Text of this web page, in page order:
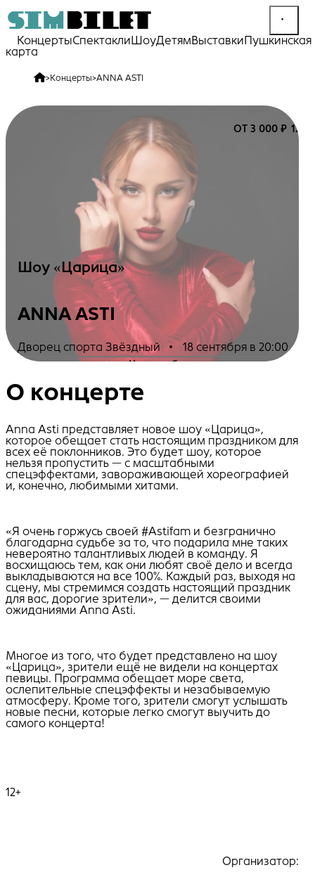
КонцертыСпектакли ШоуДетямВыставкиПушкинская
карта
>Концерты>ANNA ASTI
ОТ 3 000 ₽ 12+
Шоу «Царица»
ANNA ASTI
Дворец спорта Звёздный • 18 сентября в 20:00
Купить билеты
О концерте
Anna Asti представляет новое шоу «Царица»,
которое обещает стать настоящим праздником для
всех её поклонников. Это будет шоу, которое
нельзя пропустить — с масштабными
спецэффектами, завораживающей хореографией
и, конечно, любимыми хитами.
«Я очень горжусь своей #Astifam и безгранично
благодарна судьбе за то, что подарила мне таких
невероятно талантливых людей в команду. Я
восхищаюсь тем, как они любят своё дело и всегда
выкладываются на все 100%. Каждый раз, выходя на
сцену, мы стремимся создать настоящий праздник
для вас, дорогие зрители», — делится своими
ожиданиями Anna Asti.
Многое из того, что будет представлено на шоу
«Царица», зрители ещё не видели на концертах
певицы. Программа обещает море света,
ослепительные спецэффекты и незабываемую
атмосферу. Кроме того, зрители смогут услышать
новые песни, которые легко смогут выучить до
самого концерта!
12+
Организатор: